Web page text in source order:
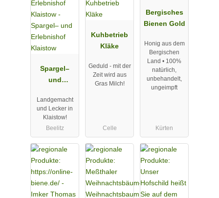
Spargel–
und
Klaistow
Landgemacht
und Lecker in
Klaistow!
Beelitz
Kuhbetrieb
Kläke
Geduld - mit der
Zeit wird aus
Gras Milch!
Celle
Bergisches
Bienen Gold
Honig aus dem
Bergischen
Land • 100%
natürlich,
unbehandelt,
ungeimpft
Kürten